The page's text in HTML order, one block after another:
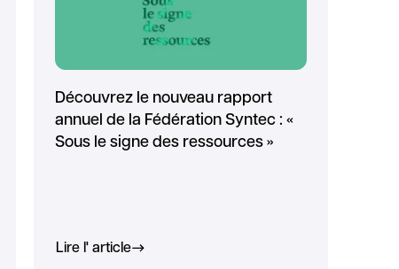
Découvrez le nouveau rapport
annuel de la Fédération Syntec : «
Sous le signe des ressources »
Lire l' article